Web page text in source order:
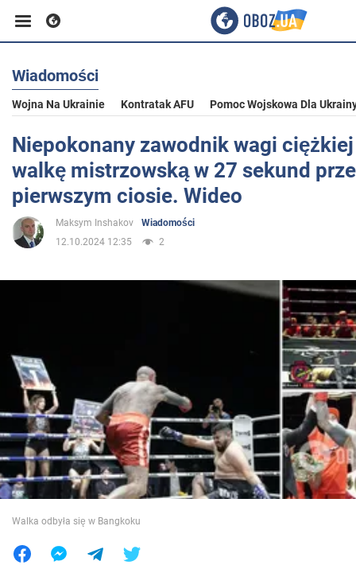
Biznes
Sport
Rozrywka
Życie
Wojna na Ukrainie
Świat
Jedzenie
Wiadomości
Wojna Na Ukrainie Kontratak AFU Pomoc Wojskowa Dla
Niepokonany zawodnik wagi ciężkiej
walkę mistrzowską w 27 sekund
pierwszym ciosie. Wideo
Maksym Inshakov
Wiadomości
12.10.2024 12:35
2
Walka odbyła się w Bangkoku